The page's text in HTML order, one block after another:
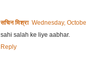
सचिन मिश्रा Wednesday,
sahi salah ke liye aabhar.
Reply